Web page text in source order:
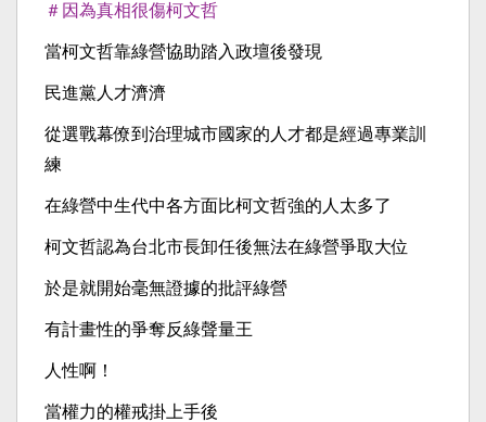
＃因為真相很傷柯文哲
當柯文哲靠綠營協助踏入政壇後發現
民進黨人才濟濟
從選戰幕僚到治理城市國家的人才都是經過專業訓
練
在綠營中生代中各方面比柯文哲強的人太多了
柯文哲認為台北市長卸任後無法在綠營爭取大位
於是就開始毫無證據的批評綠營
有計畫性的爭奪反綠聲量王
人性啊！
當權力的權戒掛上手後